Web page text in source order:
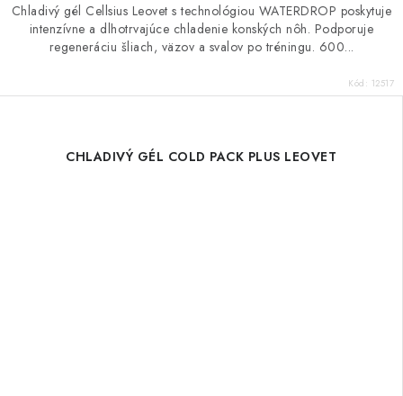
Chladivý gél Cellsius Leovet s technológiou WATERDROP poskytuje
intenzívne a dlhotrvajúce chladenie konských nôh. Podporuje
regeneráciu šliach, väzov a svalov po tréningu. 600...
Kód: 12517
CHLADIVÝ GÉL COLD PACK PLUS LEOVET